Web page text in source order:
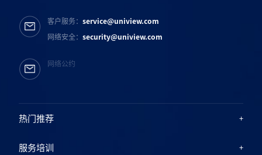
热门推荐
服务培训
客户服务：service@uniview.com
网络安全：security@uniview.com
网络公约